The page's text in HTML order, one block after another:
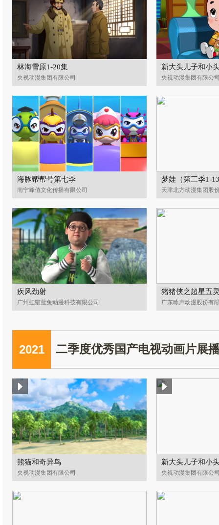
林海雪原1-20集
央视动漫集团有限公司
新大头儿子和小
央视动漫集团有限公
海豚帮帮号第七季
南宁峰值文化传播有限公司
梦娃（第三季1-
天津北方动漫集团股
疾风劲射
广州虹猫蓝兔动漫科技有限公司
猪猪侠之超星五
广东咏声动漫股份有
2021 二季度优秀国产电视动画片展
熊猫和奇异鸟
央视动漫集团有限公司
新大头儿子和小
央视动漫集团有限公